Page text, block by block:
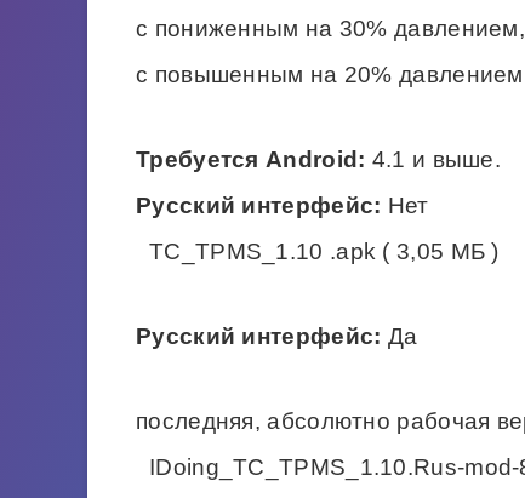
с пониженным на 30%
с повышенным на 20%
Требуется Android: 4.1 и выше.
Русский интерфейс: Нет
TC_TPMS_1.10 .apk ( 3,05 МБ )
Русский интерфейс: Да
последняя, абсолютно рабочая
IDoing_TC_TPMS_1.10.Rus-